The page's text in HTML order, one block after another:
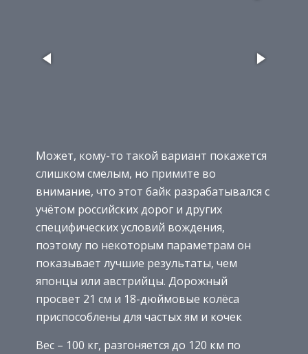
Может, кому-то такой вариант покажется
слишком смелым, но примите во
внимание, что этот байк разрабатывался с
учётом российских дорог и других
специфических условий вождения,
поэтому по некоторым параметрам он
показывает лучшие результаты, чем
японцы или австрийцы. Дорожный
просвет 21 см и 18-дюймовые колёса
приспособлены для частых ям и кочек
Вес – 100 кг, разгоняется до 120 км по